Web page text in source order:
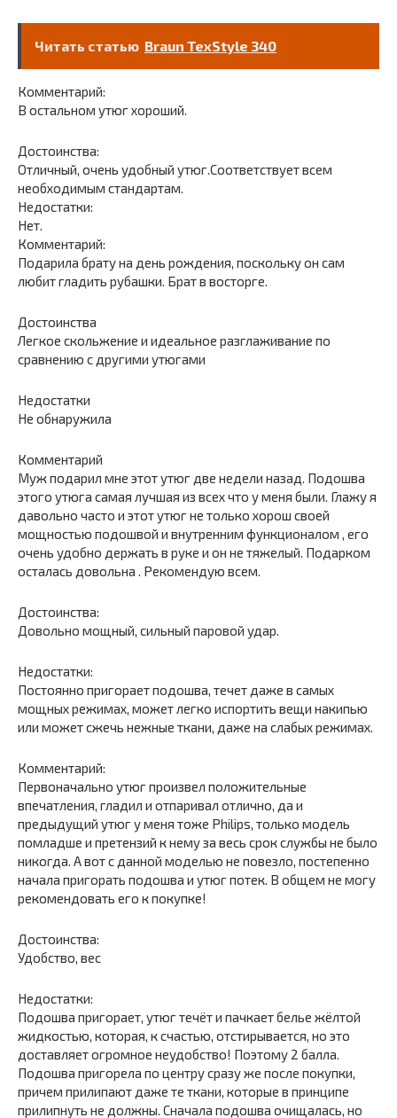
Читать статью Braun TexStyle 340
Комментарий:
В остальном утюг хороший.
Достоинства:
Отличный, очень удобный утюг.Соответствует всем
необходимым стандартам.
Недостатки:
Нет.
Комментарий:
Подарила брату на день рождения, поскольку он сам
любит гладить рубашки. Брат в восторге.
Достоинства
Легкое скольжение и идеальное разглаживание по
сравнению с другими утюгами
Недостатки
Не обнаружила
Комментарий
Муж подарил мне этот утюг две недели назад. Подошва
этого утюга самая лучшая из всех что у меня были. Глажу я
давольно часто и этот утюг не только хорош своей
мощностью подошвой и внутренним функционалом , его
очень удобно держать в руке и он не тяжелый. Подарком
осталась довольна . Рекомендую всем.
Достоинства:
Довольно мощный, сильный паровой удар.
Недостатки:
Постоянно пригорает подошва, течет даже в самых
мощных режимах, может легко испортить вещи накипью
или может сжечь нежные ткани, даже на слабых режимах.
Комментарий:
Первоначально утюг произвел положительные
впечатления, гладил и отпаривал отлично, да и
предыдущий утюг у меня тоже Philips, только модель
помладше и претензий к нему за весь срок службы не было
никогда. А вот с данной моделью не повезло, постепенно
начала пригорать подошва и утюг потек. В общем не могу
рекомендовать его к покупке!
Достоинства:
Удобство, вес
Недостатки:
Подошва пригорает, утюг течёт и пачкает белье жёлтой
жидкостью, которая, к счастью, отстирывается, но это
доставляет огромное неудобство! Поэтому 2 балла.
Подошва пригорела по центру сразу же после покупки,
причем прилипают даже те ткани, которые в принципе
прилипнуть не должны. Сначала подошва очищалась, но